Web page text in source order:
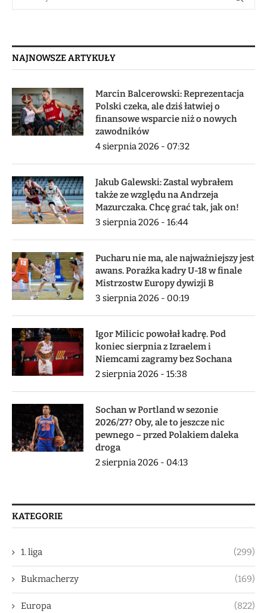
NAJNOWSZE ARTYKUŁY
Marcin Balcerowski: Reprezentacja
Polski czeka, ale dziś łatwiej o
finansowe wsparcie niż o nowych
zawodników
4 sierpnia 2026 - 07:32
Jakub Galewski: Zastal wybrałem
także ze względu na Andrzeja
Mazurczaka. Chcę grać tak, jak on!
3 sierpnia 2026 - 16:44
Pucharu nie ma, ale najważniejszy jest
awans. Porażka kadry U-18 w finale
Mistrzostw Europy dywizji B
3 sierpnia 2026 - 00:19
Igor Milicic powołał kadrę. Pod
koniec sierpnia z Izraelem i
Niemcami zagramy bez Sochana
2 sierpnia 2026 - 15:38
Sochan w Portland w sezonie
2026/27? Oby, ale to jeszcze nic
pewnego – przed Polakiem daleka
droga
2 sierpnia 2026 - 04:13
KATEGORIE
1. liga (299)
Bukmacherzy (169)
Europa (822)